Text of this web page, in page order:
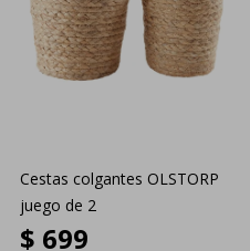
Cestas colgantes OLSTORP
juego de 2
$ 699